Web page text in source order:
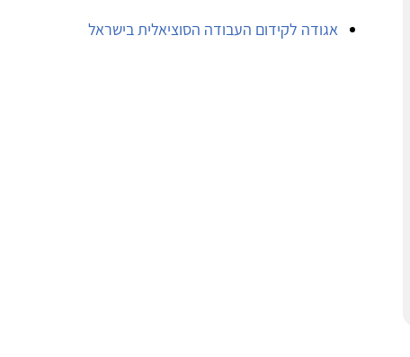
אגודה לקידום העבודה הסוציאלית בישראל